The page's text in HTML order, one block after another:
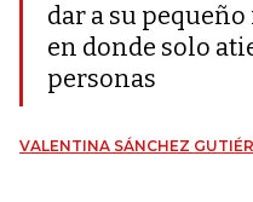
dar a su
en donde solo
personas
VALENTINA SÁNCHEZ